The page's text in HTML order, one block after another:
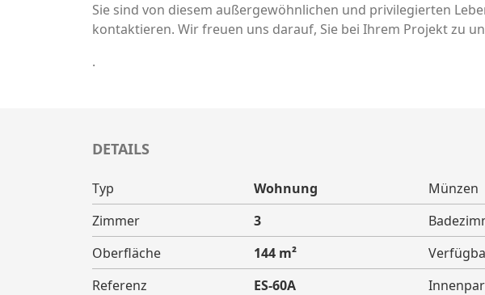
Sie sind von diesem außergewöhnlichen und privilegierten
kontaktieren. Wir freuen uns darauf, Sie bei Ihrem Projekt zu
.
DETAILS
Typ Wohnung Münzen
Zimmer
3
Oberfläche
144 m²
Referenz
ES-60A